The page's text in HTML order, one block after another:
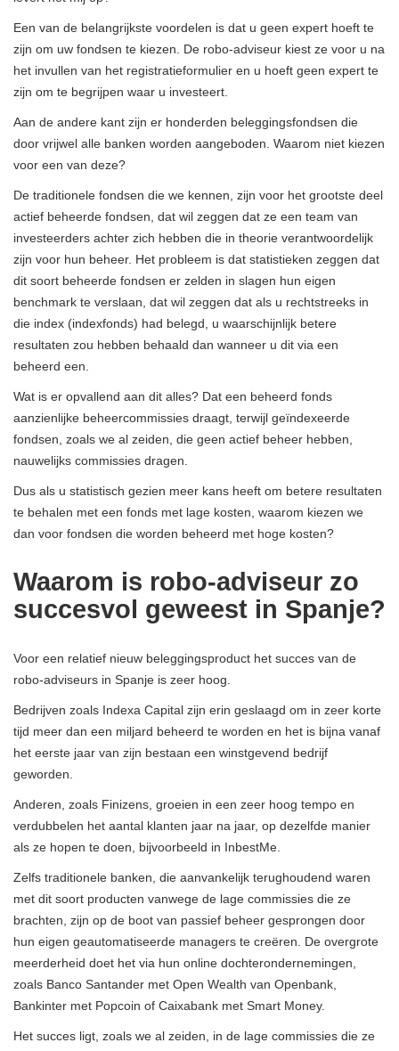
Een van de belangrijkste voordelen is dat u geen expert hoeft te
zijn om uw fondsen te kiezen. De robo-adviseur kiest ze voor u na
het invullen van het registratieformulier en u hoeft geen expert te
zijn om te begrijpen waar u investeert.
Aan de andere kant zijn er honderden beleggingsfondsen die
door vrijwel alle banken worden aangeboden. Waarom niet kiezen
voor een van deze?
De traditionele fondsen die we kennen, zijn voor het grootste deel
actief beheerde fondsen, dat wil zeggen dat ze een team van
investeerders achter zich hebben die in theorie verantwoordelijk
zijn voor hun beheer. Het probleem is dat statistieken zeggen dat
dit soort beheerde fondsen er zelden in slagen hun eigen
benchmark te verslaan, dat wil zeggen dat als u rechtstreeks in
die index (indexfonds) had belegd, u waarschijnlijk betere
resultaten zou hebben behaald dan wanneer u dit via een
beheerd een.
Wat is er opvallend aan dit alles? Dat een beheerd fonds
aanzienlijke beheercommissies draagt, terwijl geïndexeerde
fondsen, zoals we al zeiden, die geen actief beheer hebben,
nauwelijks commissies dragen.
Dus als u statistisch gezien meer kans heeft om betere resultaten
te behalen met een fonds met lage kosten, waarom kiezen we
dan voor fondsen die worden beheerd met hoge kosten?
Waarom is robo-adviseur zo
succesvol geweest in Spanje?
Voor een relatief nieuw beleggingsproduct het succes van de
robo-adviseurs in Spanje is zeer hoog.
Bedrijven zoals Indexa Capital zijn erin geslaagd om in zeer korte
tijd meer dan een miljard beheerd te worden en het is bijna vanaf
het eerste jaar van zijn bestaan ​​een winstgevend bedrijf
geworden.
Anderen, zoals Finizens, groeien in een zeer hoog tempo en
verdubbelen het aantal klanten jaar na jaar, op dezelfde manier
als ze hopen te doen, bijvoorbeeld in InbestMe.
Zelfs traditionele banken, die aanvankelijk terughoudend waren
met dit soort producten vanwege de lage commissies die ze
brachten, zijn op de boot van passief beheer gesprongen door
hun eigen geautomatiseerde managers te creëren. De overgrote
meerderheid doet het via hun online dochterondernemingen,
zoals Banco Santander met Open Wealth van Openbank,
Bankinter met Popcoin of Caixabank met Smart Money.
Het succes ligt, zoals we al zeiden, in de lage commissies die ze